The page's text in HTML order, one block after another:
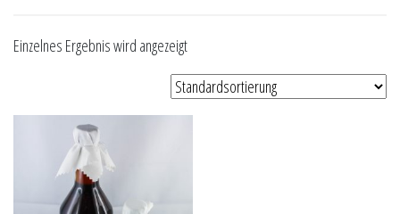
Einzelnes Ergebnis wird angezeigt